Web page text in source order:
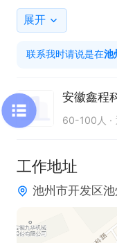
任职要求：
1. 具备一定的模具
作原理。
3. 具备独立解决问
具故障。
展开
联系我时请说是在池
安徽鑫程
60-100人
工作地址
池州市开发区